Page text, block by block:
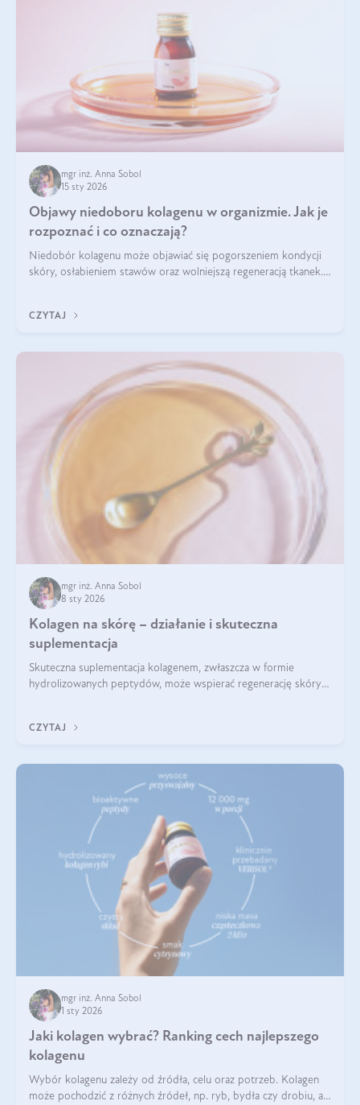
mgr inż. Anna Sobol
15 sty 2026
Objawy niedoboru kolagenu w organizmie. Jak je
rozpoznać i co oznaczają?
Niedobór kolagenu może objawiać się pogorszeniem kondycji
skóry, osłabieniem stawów oraz wolniejszą regeneracją tkanek.
osłabienie włosów.
CZYTAJ
mgr inż. Anna Sobol
8 sty 2026
Kolagen na skórę – działanie i skuteczna
suplementacja
Skuteczna suplementacja kolagenem, zwłaszcza w formie
hydrolizowanych peptydów, może wspierać regenerację skóry i
CZYTAJ
mgr inż. Anna Sobol
1 sty 2026
Jaki kolagen wybrać? Ranking cech najlepszego
kolagenu
Wybór kolagenu zależy od źródła, celu oraz potrzeb. Kolagen
może pochodzić z różnych źródeł, np. ryb, bydła czy drobiu, a